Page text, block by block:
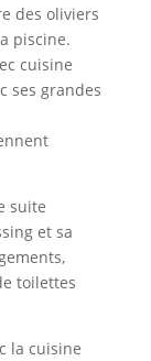
des oliviers
piscine.
cuisine
ses grandes
suite
et sa
toilettes
la cuisine